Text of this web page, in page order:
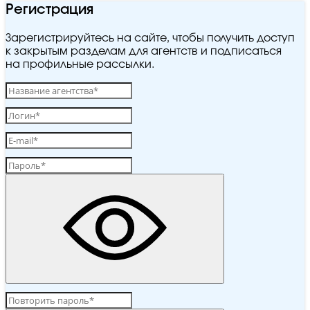
Регистрация
Зарегистрируйтесь на сайте, чтобы получить доступ
к закрытым разделам для агентств и подписаться
на профильные рассылки.